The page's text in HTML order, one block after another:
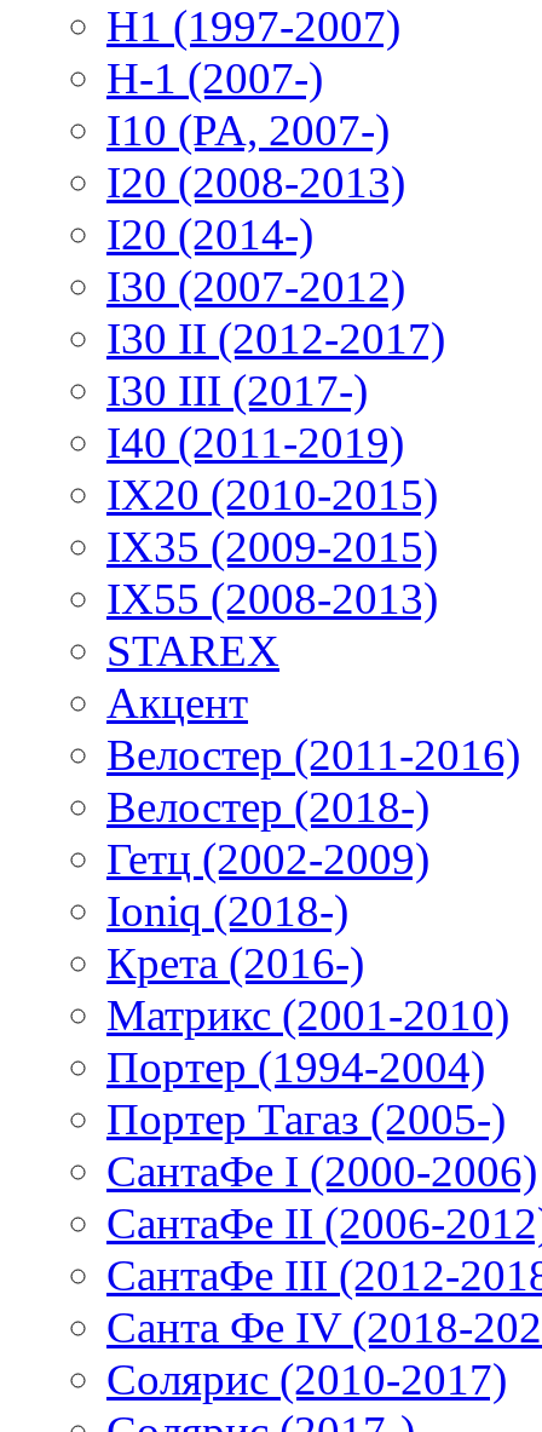
H1 (1997-2007)
H-1 (2007-)
I10 (PA, 2007-)
I20 (2008-2013)
I20 (2014-)
I30 (2007-2012)
I30 II (2012-2017)
I30 III (2017-)
I40 (2011-2019)
IX20 (2010-2015)
IX35 (2009-2015)
IX55 (2008-2013)
STAREX
Акцент
Велостер (2011-2016)
Велостер (2018-)
Гетц (2002-2009)
Ioniq (2018-)
Крета (2016-)
Матрикс (2001-2010)
Портер (1994-2004)
Портер Тагаз (2005-)
СантаФе I (2000-2006)
СантаФе II (2006-
СантаФе III (2012-
Санта Фе IV (2018-
Солярис (2010-2017)